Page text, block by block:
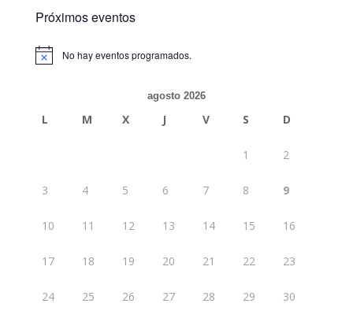
Próximos eventos
Aviso No hay eventos programados.
agosto 2026
L M X J V S D
1 2
3 4 5 6 7 8 9
10 11 12 13 14 15 16
17 18 19 20 21 22 23
24 25 26 27 28 29 30